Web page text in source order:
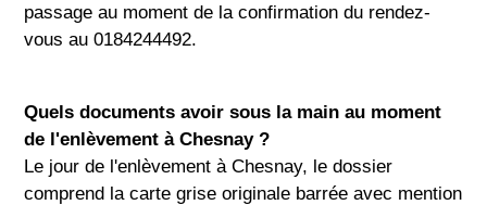
passage au moment de la confirmation du rendez-
vous au 0184244492.
Quels documents avoir sous la main au moment
de l'enlèvement à Chesnay ?
Le jour de l'enlèvement à Chesnay, le dossier
comprend la carte grise originale barrée avec mention